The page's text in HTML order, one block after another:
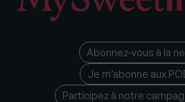
Abonnez-vous à la
Je m’abonne aux
Participez à notre